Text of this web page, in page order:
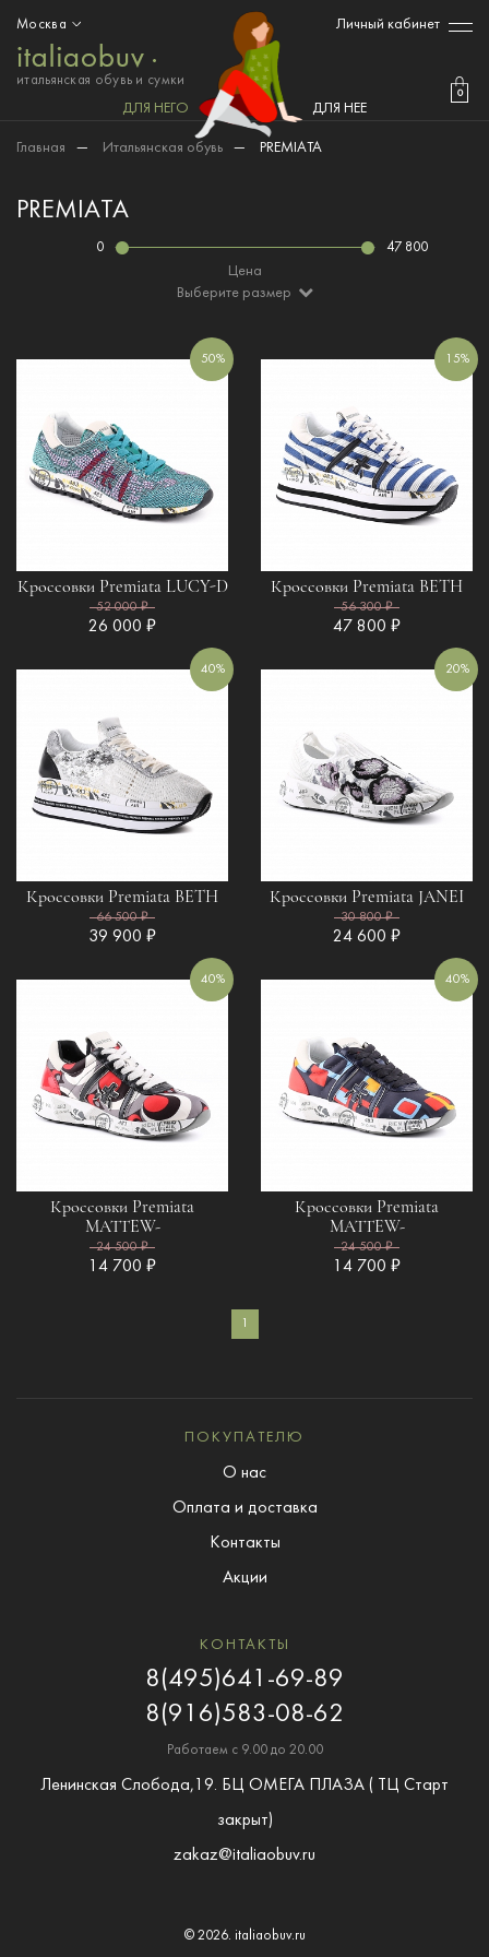
итальянская обувь и сумки
Москва Личный кабинет
0
ДЛЯ НЕГО ДЛЯ НЕЕ
Главная — Итальянская обувь — PREMIATA
PREMIATA
0 47 800
Цена
Выберите размер
50%
Кроссовки Premiata LUCY-D
52 000 ₽
26 000 ₽
15%
Кроссовки Premiata BETH
56 300 ₽
47 800 ₽
40%
Кроссовки Premiata BETH
66 500 ₽
39 900 ₽
20%
Кроссовки Premiata JANEI
30 800 ₽
24 600 ₽
40%
Кроссовки Premiata
MATTEW-
24 500 ₽
14 700 ₽
40%
Кроссовки Premiata
MATTEW-
24 500 ₽
14 700 ₽
1
ПОКУПАТЕЛЮ
О нас
Оплата и доставка
Контакты
Акции
КОНТАКТЫ
8(495)641-69-89
8(916)583-08-62
Работаем с 9.00 до 20.00
Ленинская Слобода,19. БЦ ОМЕГА ПЛАЗА ( ТЦ Старт
закрыт)
zakaz@italiaobuv.ru
© 2026. italiaobuv.ru